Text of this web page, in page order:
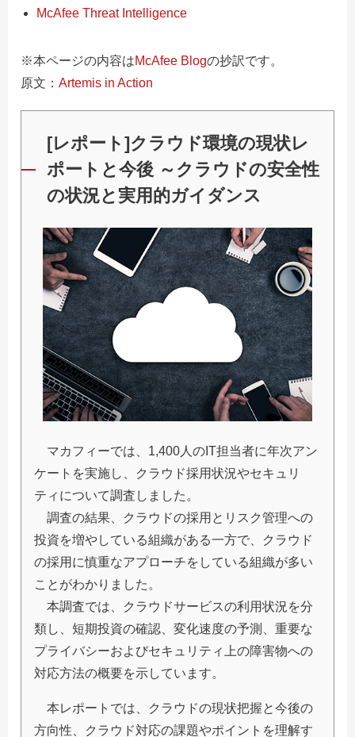
McAfee Threat Intelligence
※本ページの内容はMcAfee Blogの抄訳です。
原文： Artemis in Action
[レポート]クラウド環境の現状レ
ポートと今後 ～クラウドの安全性
の状況と実用的ガイダンス
マカフィーでは、1,400人のIT担当者に年次アン
ケートを実施し、クラウド採用状況やセキュリ
ティについて調査しました。
調査の結果、クラウドの採用とリスク管理への
投資を増やしている組織がある一方で、クラウド
の採用に慎重なアプローチをしている組織が多い
ことがわかりました。
本調査では、クラウドサービスの利用状況を分
類し、短期投資の確認、変化速度の予測、重要な
プライバシーおよびセキュリティ上の障害物への
対応方法の概要を示しています。
本レポートでは、クラウドの現状把握と今後の
方向性、クラウド対応の課題やポイントを理解す